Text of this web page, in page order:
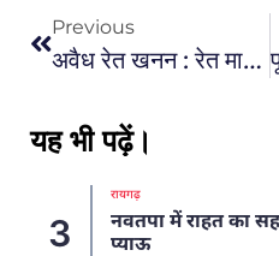
Previous
अवैध रेत खनन : रेत माफियाओं ने जनपद अध्यक्ष और उनके बेटे के साथ की मारपीट
यह भी पढ़ें।
का सहारा बना बिप्र परिवार का